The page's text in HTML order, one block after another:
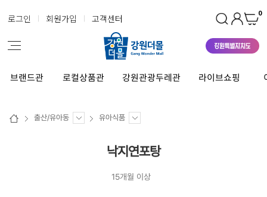
로그인 회원가입 고객센터 0
브랜드관 로컬상품관 강원관광두레관 라이브쇼핑
출산/유아동 유아식품
낙지연포탕
15개월 이상